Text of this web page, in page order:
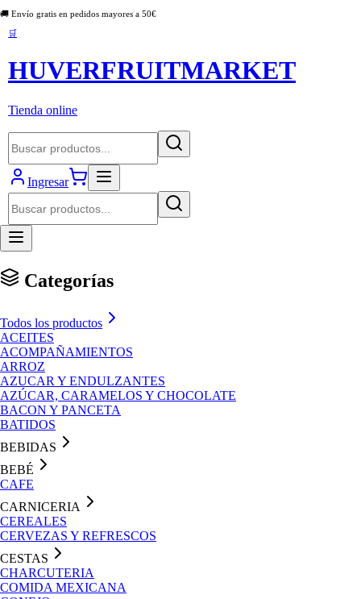
🚚 Envío gratis en pedidos mayores a 50€
🛒
HUVERFRUITMARKET
Tienda online
Ingresar
Categorías
Todos los productos
ACEITES
ACOMPAÑAMIENTOS
ARROZ
AZUCAR Y ENDULZANTES
AZÚCAR, CARAMELOS Y CHOCOLATE
BACON Y PANCETA
BATIDOS
BEBIDAS
BEBÉ
CAFE
CARNICERIA
CEREALES
CERVEZAS Y REFRESCOS
CESTAS
CHARCUTERIA
COMIDA MEXICANA